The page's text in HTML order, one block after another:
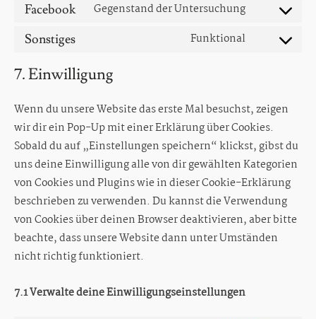
maps
service
Facebook Gegenstand der Untersuchung
Consent
service
Sonstiges Funktional
Consent
7. Einwilligung
Wenn du unsere Website das erste Mal besuchst, zeigen
wir dir ein Pop-Up mit einer Erklärung über Cookies.
Sobald du auf „Einstellungen speichern“ klickst, gibst du
uns deine Einwilligung alle von dir gewählten Kategorien
von Cookies und Plugins wie in dieser Cookie-Erklärung
beschrieben zu verwenden. Du kannst die Verwendung
von Cookies über deinen Browser deaktivieren, aber bitte
beachte, dass unsere Website dann unter Umständen
nicht richtig funktioniert.
7.1 Verwalte deine Einwilligungseinstellungen